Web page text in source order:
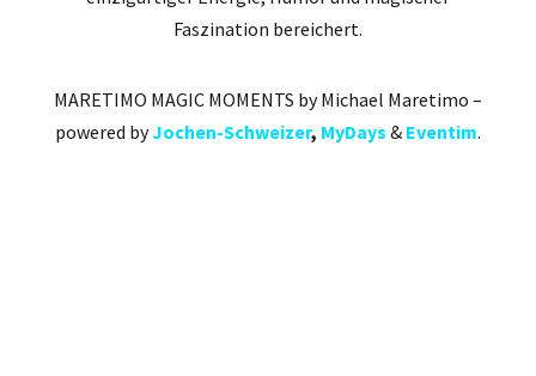
Faszination bereichert.
MARETIMO MAGIC MOMENTS by Michael Maretimo –
powered byJochen-Schweizer, MyDays & Eventim.